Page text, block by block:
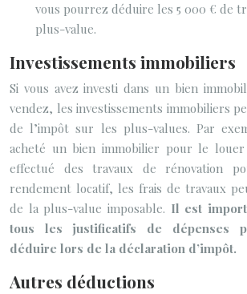
vous pourrez déduire les 5 000 € de
plus-value.
Investissements immobiliers
Si vous avez investi dans un bien
vendez, les investissements immobiliers
de l’impôt sur les plus-values. Par
acheté un bien immobilier pour le
effectué des travaux de rénovation
rendement locatif, les frais de travaux
de la plus-value imposable. Il est
tous les justificatifs de dépenses
déduire lors de la déclaration d’impôt.
Autres déductions